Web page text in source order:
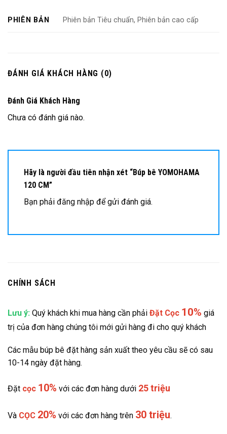
PHIÊN BẢN Phiên bản Tiêu chuẩn, Phiên bản cao cấp
ĐÁNH GIÁ KHÁCH HÀNG (0)
Đánh Giá Khách Hàng
Chưa có đánh giá nào.
Hãy là người đầu tiên nhận xét “Búp bê YOMOHAMA
120 CM”
Bạn phải đăng nhập để gửi đánh giá.
CHÍNH SÁCH
Lưu ý: Quý khách khi mua hàng cần phải Đặt Cọc 10% giá
trị của đơn hàng chúng tôi mới gửi hàng đi cho quý khách
Các mẫu búp bê đặt hàng sản xuất theo yêu cầu sẽ có sau
10-14 ngày đặt hàng.
Đặt cọc 10% với các đơn hàng dưới 25 triệu
Và CỌC 20% với các đơn hàng trên 30 triệu.